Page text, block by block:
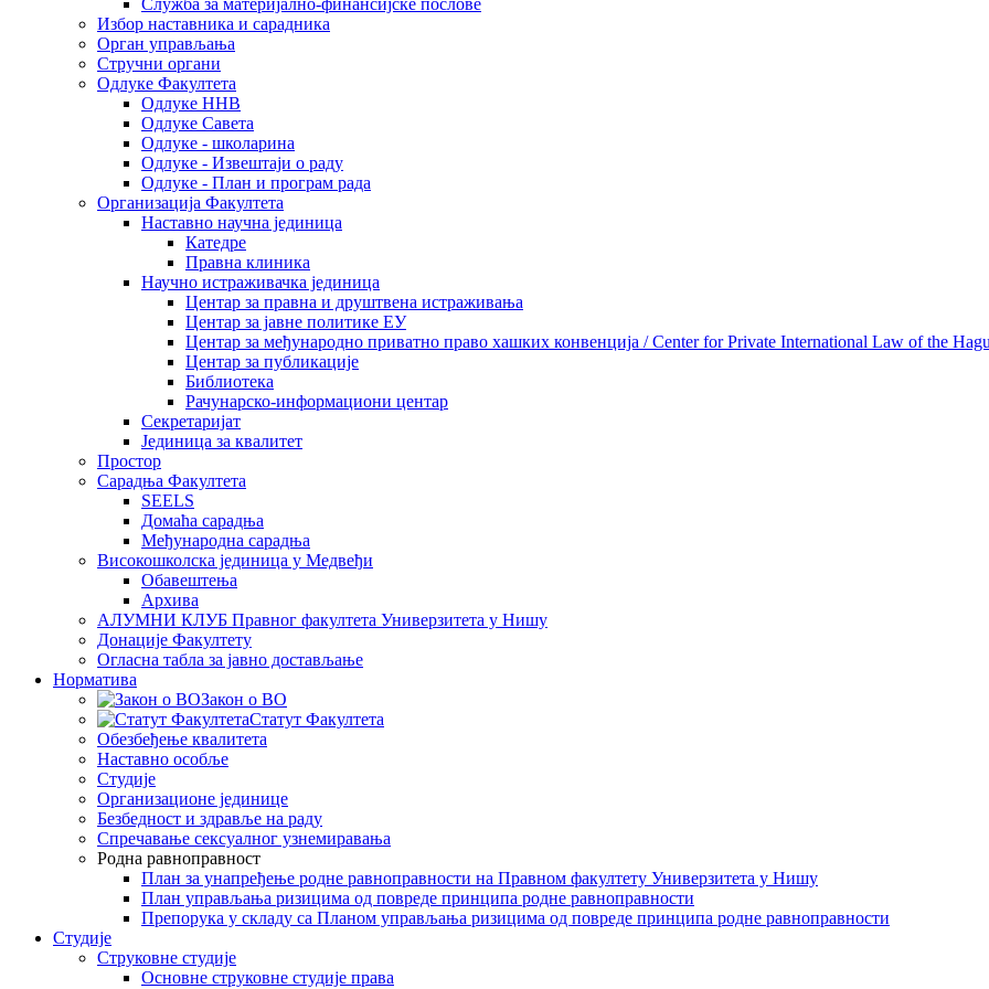
Служба за материјално-финансијске послове
Избор наставника и сарадника
Oрган управљања
Стручни органи
Одлуке Факултета
Одлуке ННВ
Одлуке Савета
Одлуке - школарина
Одлуке - Извештаји о раду
Одлуке - План и програм рада
Организација Факултета
Наставно научна јединица
Катедре
Правна клиника
Научно истраживачка јединица
Центар за правна и друштвена истраживања
Центар за јавне политике ЕУ
Центар за међународно приватно право хашких конвенција / Center for Private International Law of the
Центар за публикације
Библиотека
Рачунарско-информациони центар
Секретаријат
Јединица за квалитет
Простор
Сарадња Факултета
SEELS
Домаћа сарадња
Међународна сарадња
Високошколска јединица у Медвеђи
Обавештења
Архива
АЛУМНИ КЛУБ Правног факултета Универзитета у Нишу
Донације Факултету
Огласна табла за јавно достављање
Норматива
Закон о ВО
Статут Факултета
Обезбеђење квалитета
Наставно особље
Студије
Организационе јединице
Безбедност и здравље на раду
Спречавање сексуалног узнемиравања
Родна равноправност
План за унапређење родне равноправности на Правном факултету Универзитета у Нишу
План управљања ризицима од повреде принципа родне равноправности
Препорука у складу са Планом управљања ризицима од повреде принципа родне равноправности
Студије
Струковне студије
Основне струковне студије права